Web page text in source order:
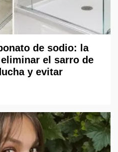
de sodio: la
el sarro de
y evitar